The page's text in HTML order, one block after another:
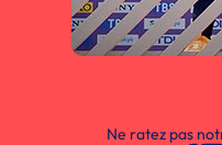
Ne ratez pas